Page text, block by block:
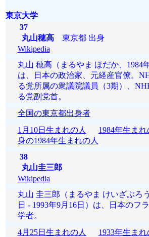
東京大学
37
丸山穂高東京都 出身
Wikipedia
丸山 穂高（まるやま ほだか、1984
は、日本の政治家、元経産官僚。
る党所属の衆議院議員（3期）、
る党副党首。
全国の東京都出身者
1月10日生まれの人
1984年生まれ
身の1984年生まれの人
38
丸山圭三郎
Wikipedia
丸山 圭三郎（まるやま けいざぶろ
日 - 1993年9月16日）は、日本のフ
学者。
4月25日生まれの人
1933年生まれ